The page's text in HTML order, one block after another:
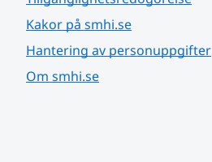
Kakor på smhi.se
Hantering av personuppgifter
Om smhi.se